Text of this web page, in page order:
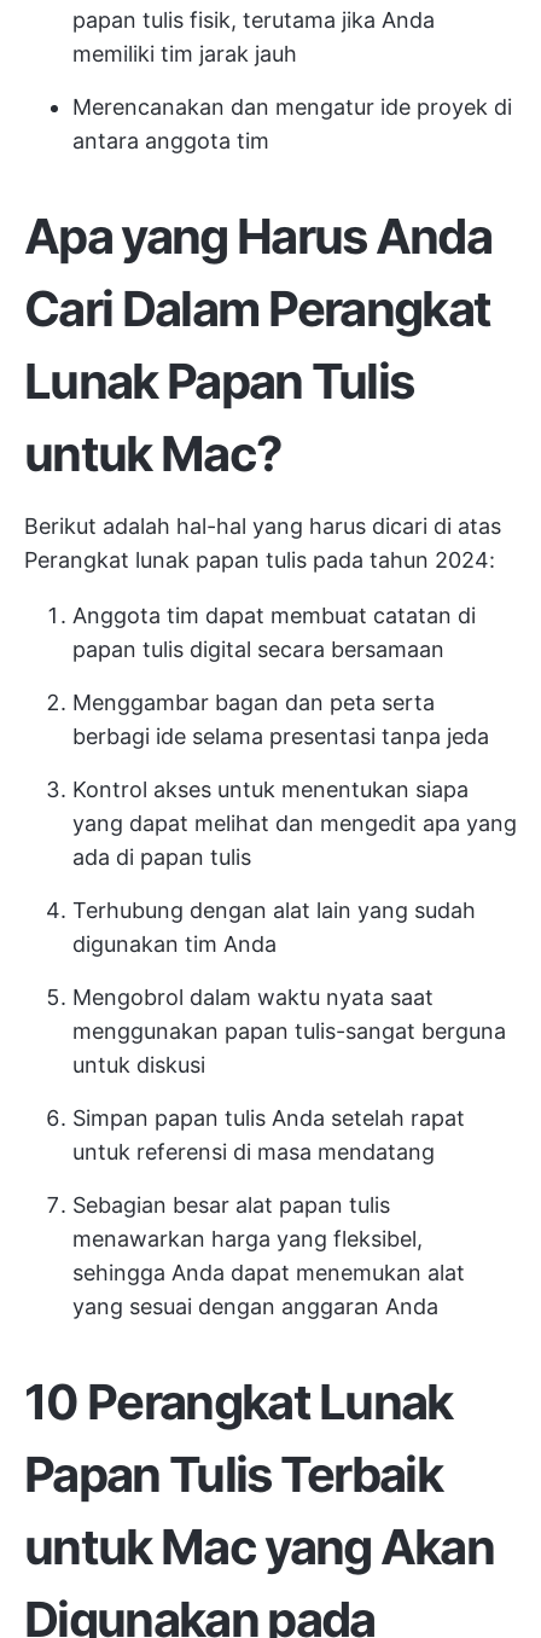
papan tulis fisik, terutama jika Anda
memiliki tim jarak jauh
Merencanakan dan mengatur ide proyek di
antara anggota tim
Apa yang Harus Anda
Cari Dalam Perangkat
Lunak Papan Tulis
untuk Mac?
Berikut adalah hal-hal yang harus dicari di atas
Perangkat lunak papan tulis pada tahun 2024:
Anggota tim dapat membuat catatan di
papan tulis digital secara bersamaan
Menggambar bagan dan peta serta
berbagi ide selama presentasi tanpa jeda
Kontrol akses untuk menentukan siapa
yang dapat melihat dan mengedit apa yang
ada di papan tulis
Terhubung dengan alat lain yang sudah
digunakan tim Anda
Mengobrol dalam waktu nyata saat
menggunakan papan tulis-sangat berguna
untuk diskusi
Simpan papan tulis Anda setelah rapat
untuk referensi di masa mendatang
Sebagian besar alat papan tulis
menawarkan harga yang fleksibel,
sehingga Anda dapat menemukan alat
yang sesuai dengan anggaran Anda
10 Perangkat Lunak
Papan Tulis Terbaik
untuk Mac yang Akan
Digunakan pada